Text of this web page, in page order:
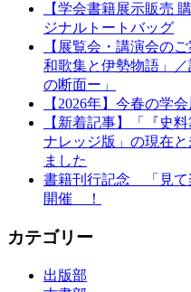
【学会書籍展示販売
ジナルトートバッグ
【展覧会・講演会の
和歌集と伊勢物語」
の断面ー」
【2026年】今春の学
【新着記事】「『史
ナレッジ版」の現在
ました
書籍刊行記念 「見て
開催 ！
カテゴリー
出版部